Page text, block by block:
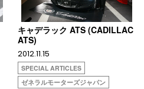
キャデラック ATS (CADILLAC
ATS)
2012.11.15
SPECIAL ARTICLES
ゼネラルモーターズジャパン